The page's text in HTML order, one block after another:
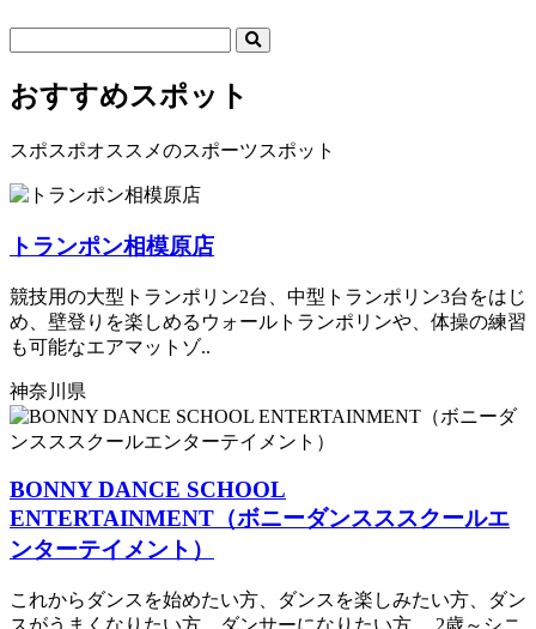
おすすめスポット
スポスポオススメのスポーツスポット
トランポン相模原店
競技用の大型トランポリン2台、中型トランポリン3台をはじ
め、壁登りを楽しめるウォールトランポリンや、体操の練習
も可能なエアマットゾ..
神奈川県
BONNY DANCE SCHOOL
ENTERTAINMENT（ボニーダンスススクールエ
ンターテイメント）
これからダンスを始めたい方、ダンスを楽しみたい方、ダン
スがうまくなりたい方、ダンサーになりたい方。 2歳～シニ